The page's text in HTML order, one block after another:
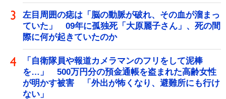
左目周囲の痣は「脳の動脈が破れ、その血が溜まっ
ていた」 09年に孤独死「大原麗子さん」、死の間
際に何が起きていたのか
「自衛隊員や報道カメラマンのフリをして泥棒
を…」 500万円分の預金通帳を盗まれた高齢女性
が明かす被害 「外出が怖くなり、避難所にも行け
ない」